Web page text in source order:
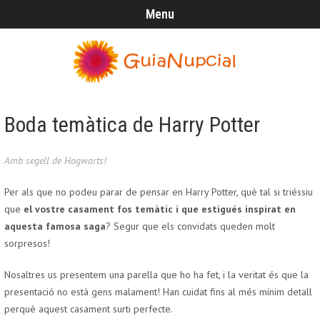
Menu
Boda temàtica de Harry Potter
Amb segell de Hogwarts!
Per als que no podeu parar de pensar en Harry Potter, què tal si triéssiu
que el vostre casament fos temàtic i que estigués inspirat en
aquesta famosa saga? Segur que els convidats queden molt
sorpresos!
Nosaltres us presentem una parella que ho ha fet, i la veritat és que la
presentació no està gens malament! Han cuidat fins al més mínim detall
perquè aquest casament surti perfecte.